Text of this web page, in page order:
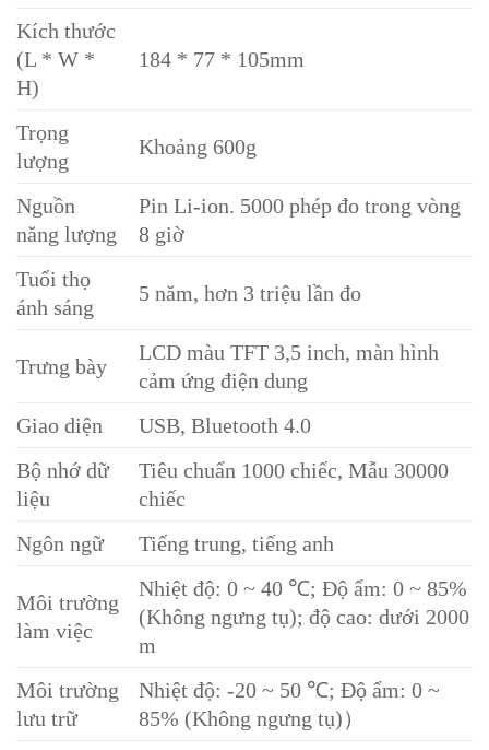
Kích thước
(L * W *
H)
184 * 77 * 105mm
Trọng
lượng
Khoảng 600g
Nguồn
năng lượng
Pin Li-ion. 5000 phép đo trong vòng
8 giờ
Tuổi thọ
ánh sáng
5 năm, hơn 3 triệu lần đo
Trưng bày
LCD màu TFT 3,5 inch, màn hình
cảm ứng điện dung
Giao diện
USB, Bluetooth 4.0
Bộ nhớ dữ
liệu
Tiêu chuẩn 1000 chiếc, Mẫu 30000
chiếc
Ngôn ngữ
Tiếng trung, tiếng anh
Môi trường
làm việc
Nhiệt độ: 0 ~ 40 ℃; Độ ẩm: 0 ~ 85%
(Không ngưng tụ); độ cao: dưới 2000
m
Môi trường
lưu trữ
Nhiệt độ: -20 ~ 50 ℃; Độ ẩm: 0 ~
85% (Không ngưng tụ)）